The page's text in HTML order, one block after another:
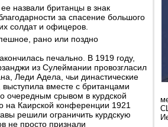
назвали британцы в знак
за спасение большого
солдат и офицеров.
рано или поздно
печально. В 1919 году,
из Сулеймании провозгласил
Леди Адела, чьи династические
вместе с британцами
очередным срывом в курдской
на Каирской конференции 1921
решили ограничить курдскую
не просто признали